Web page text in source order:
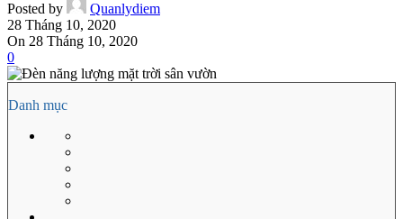
Posted by
Quanlydiem
28 Tháng 10, 2020
On 28 Tháng 10, 2020
0
Danh mục